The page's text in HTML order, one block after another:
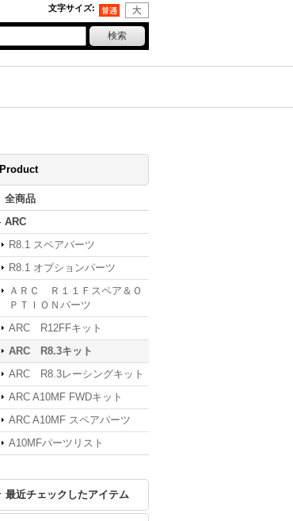
文字サイズ:
Product
全商品
ARC
R8.1 スペアパーツ
R8.1 オプションパーツ
ＡＲＣ Ｒ１１Ｆスペア＆Ｏ
ＰＴＩＯＮパーツ
ARC R12FFキット
ARC R8.3キット
ARC R8.3レーシングキット
ARC A10MF FWDキット
ARC A10MF スペアパーツ
A10MFパーツリスト
最近チェックしたアイテム